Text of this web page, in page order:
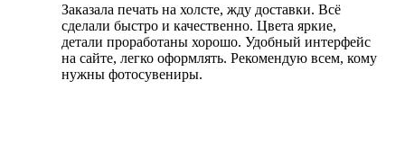
Заказала печать на холсте, жду доставки. Всё
сделали быстро и качественно. Цвета яркие,
детали проработаны хорошо. Удобный интерфейс
на сайте, легко оформлять. Рекомендую всем, кому
нужны фотосувениры.